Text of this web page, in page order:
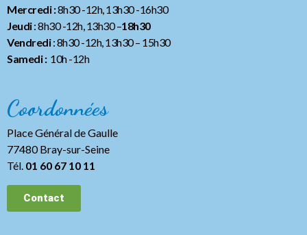
Mercredi :8h30 -12h, 13h30 -16h30
Jeudi: 8h30 -12h, 13h30 –18h30
Vendredi: 8h30 -12h, 13h30– 15h30
Samedi :10h -12h
Coordonnées
Place Général de Gaulle
77480 Bray-sur-Seine
Tél. 01 60 67 10 11
Contact